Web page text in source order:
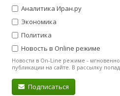
Аналитика Иран.ру
Экономика
Политика
Новость в Online режиме
Новости в On-Line режиме -
публикации на сайте. В рассылку
Подписаться